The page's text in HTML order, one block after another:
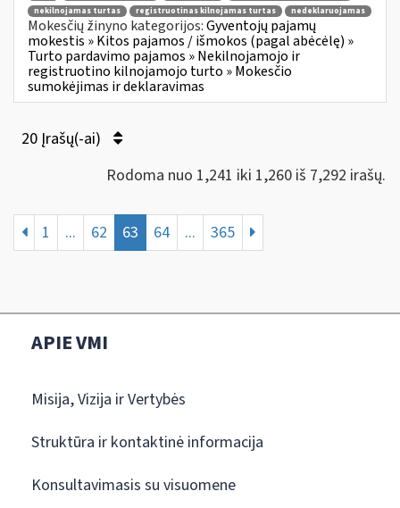
nekilnojamas turtas
registruotinas kilnojamas turtas nedeklaruojamas
Mokesčių žinyno kategorijos:Gyventojų pajamų
mokestis » Kitos pajamos / išmokos (pagal abėcėlę) »
Turto pardavimo pajamos » Nekilnojamojo ir
registruotino kilnojamojo turto » Mokesčio
sumokėjimas ir deklaravimas
20 Įrašų(-ai)
Rodoma nuo 1,241 iki 1,260 iš 7,292 irašų.
1 ... 62 63 64 ... 365
APIE VMI
Misija, Vizija ir Vertybės
Struktūra ir kontaktinė informacija
Konsultavimasis su visuomene